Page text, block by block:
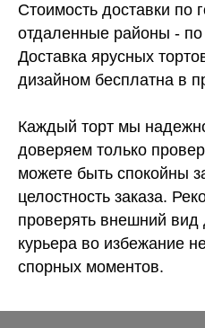
Стоимость доставки по
отдаленные районы -
Доставка ярусных
дизайном бесплатна в
Каждый торт мы
доверяем только
можете быть спокойны
целостность заказа.
проверять внешний вид
курьера во избежание
спорных моментов.